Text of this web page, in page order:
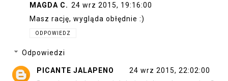
MAGDA C. 24 wrz 2015, 19:16:00
Masz rację, wygląda obłędnie :)
ODPOWIEDZ
Odpowiedzi
PICANTE JALAPENO
24 wrz 2015, 22:02:00